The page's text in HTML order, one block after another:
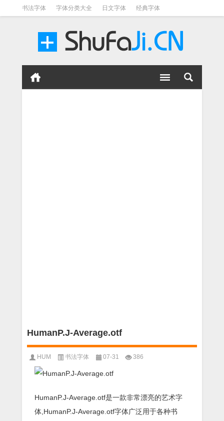
书法字体 字体分类大全 日文字体 经典字体
HumanP.J-Average.otf
HUM 书法字体 07-31 386
HumanP.J-Average.otf是一款非常漂亮的艺术字
体,HumanP.J-Average.otf字体广泛用于各种书